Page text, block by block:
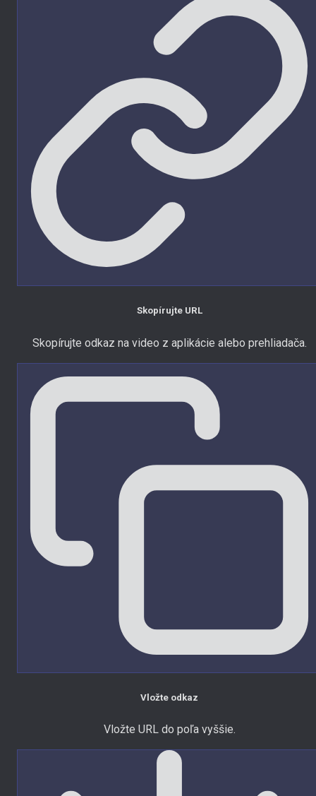
Skopírujte URL
Skopírujte odkaz na video z aplikácie alebo prehliadača.
Vložte odkaz
Vložte URL do poľa vyššie.